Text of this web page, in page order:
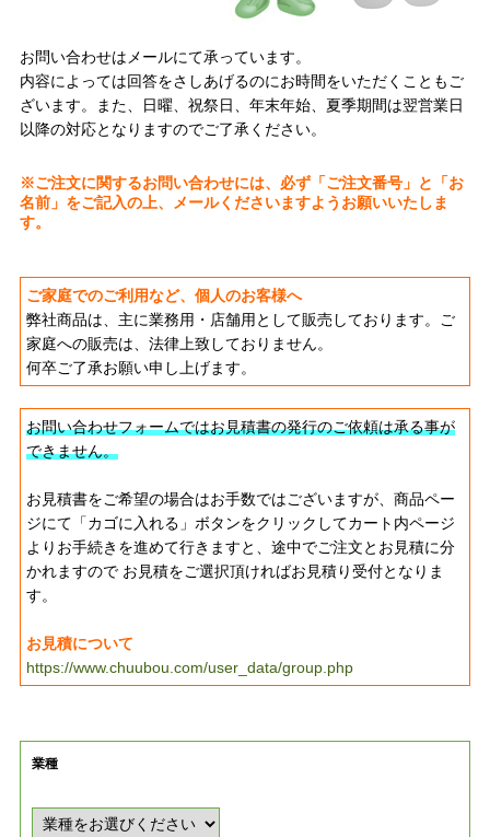
お問い合わせはメールにて承っています。
内容によっては回答をさしあげるのにお時間をいただくこともご
ざいます。また、日曜、祝祭日、年末年始、夏季期間は翌営業日
以降の対応となりますのでご了承ください。
※ご注文に関するお問い合わせには、必ず「ご注文番号」と「お
名前」をご記入の上、メールくださいますようお願いいたしま
す。
ご家庭でのご利用など、個人のお客様へ
弊社商品は、主に業務用・店舗用として販売しております。ご
家庭への販売は、法律上致しておりません。
何卒ご了承お願い申し上げます。
お問い合わせフォームではお見積書の発行のご依頼は承る事が
できません。
お見積書をご希望の場合はお手数ではございますが、商品ペー
ジにて「カゴに入れる」ボタンをクリックしてカート内ページ
よりお手続きを進めて行きますと、途中でご注文とお見積に分
かれますので お見積をご選択頂ければお見積り受付となりま
す。
お見積について
https://www.chuubou.com/user_data/group.php
業種